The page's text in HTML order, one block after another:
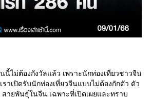
นี้ไม่ต้องกังวัลแล้ว เพราะนักท่องเที่ยวชาวจีน
ราเปิดรับนักท่องเที่ยวจีนแบบไม่ต้องกักตัว ตัว
ยพันธุ์ในจีน เฉพาะที่เปิดเผยและทราบ